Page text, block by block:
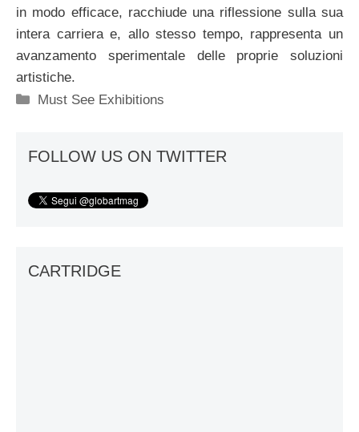
in modo efficace, racchiude una riflessione sulla sua
intera carriera e, allo stesso tempo, rappresenta un
avanzamento sperimentale delle proprie soluzioni
artistiche.
Categorie
Must See Exhibitions
FOLLOW US ON TWITTER
CARTRIDGE